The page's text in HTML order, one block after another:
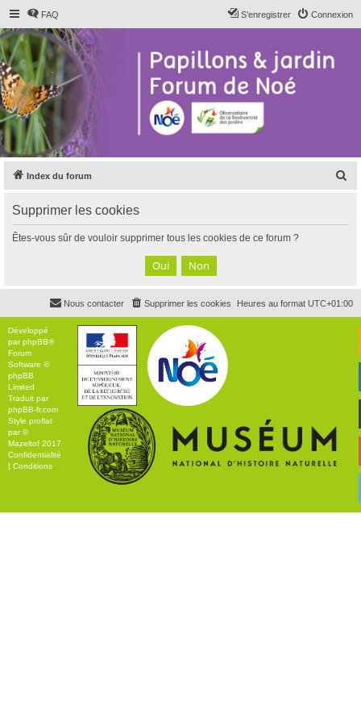
FAQ Connexion
S’enregistrer
Index du forum
c
Supprimer les cookies
Êtes-vous sûr de vouloir supprimer tous les cookies de ce forum ?
Heures au format UTC+01:00
Supprimer les cookies
Nous contacter
Développé
parphpBB®
Forum
Software ©
phpBB
Limited
Traduit par
phpBB-fr.com
Style proflat
par ©
Mazeltof 2017
Confidentialité
| Conditions